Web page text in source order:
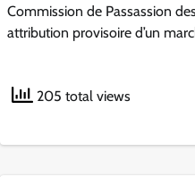
Commission de Passassion
attribution provisoire d’un
205 total views